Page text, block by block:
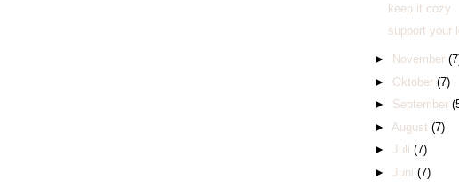
keep it cozy
support your
► November
► Oktober (7)
► September
► August (7)
► Juli (7)
► Juni (7)